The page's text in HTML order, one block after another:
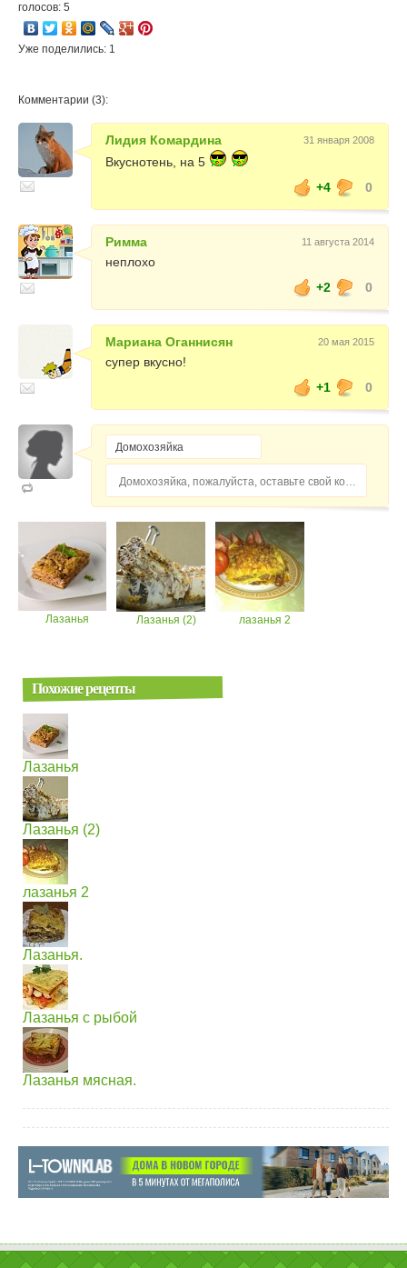
голосов: 5
Уже поделились: 1
Комментарии (3):
Лидия Комардина 31 января 2008
Вкуснотень, на 5
+4
0
Римма 11 августа 2014
неплохо
+2
0
Мариана Оганнисян 20 мая 2015
супер вкусно!
+1
0
Домохозяйка, пожалуйста, оставьте свой комментарий...
Лазанья Лазанья (2) лазанья 2
Похожие рецепты
Лазанья
Лазанья (2)
лазанья 2
Лазанья.
Лазанья с рыбой
Лазанья мясная.